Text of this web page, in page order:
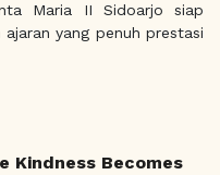
Maria II Sidoarjo siap
yang penuh prestasi
Kindness Becomes